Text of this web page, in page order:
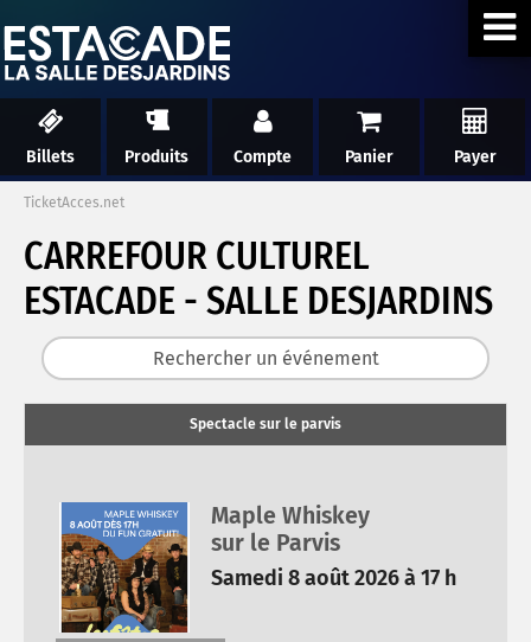
Billets Produits Compte Panier Payer
TicketAcces.net
CARREFOUR CULTUREL
ESTACADE - SALLE DESJARDINS
Spectacle sur le parvis
Maple Whiskey
sur le Parvis
Samedi 8 août 2026 à 17 h